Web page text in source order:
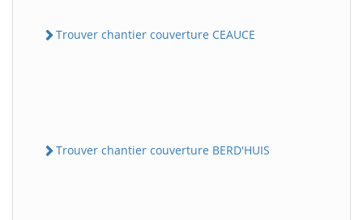
Trouver chantier couverture CEAUCE
Trouver chantier couverture BERD'HUIS